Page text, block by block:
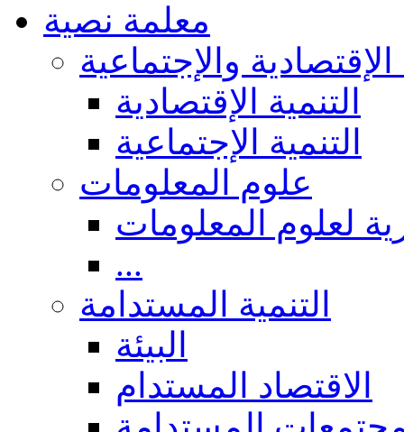
معلمة نصية
الإقتصادية والإجتماعية
التنمية الإقتصادية
التنمية الإجتماعية
علوم المعلومات
لعلوم المعلومات
...
التنمية المستدامة
البيئة
الاقتصاد المستدام